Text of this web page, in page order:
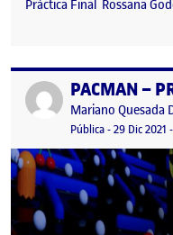
Práctica Final Rossana
Publicado porPACMAN –
Publicado por
Mariano Quesada
Visibilidad:
Pública-Fecha de
29 Dic 2021 -